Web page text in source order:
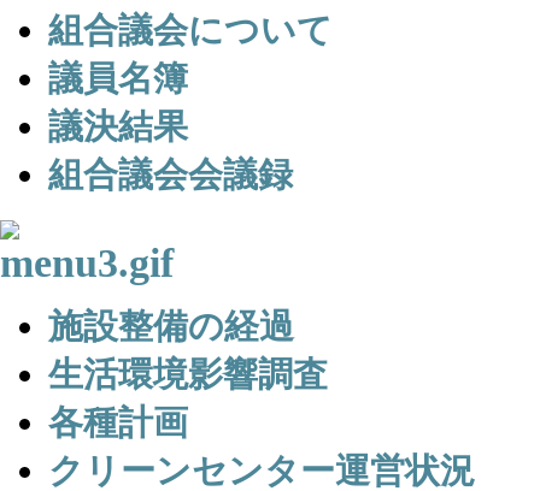
組合議会について
議員名簿
議決結果
組合議会会議録
施設整備の経過
生活環境影響調査
各種計画
クリーンセンター運営状況